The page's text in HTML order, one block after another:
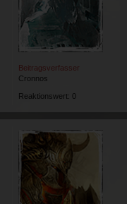
Beitragsverfasser
Cronnos
Reaktionswert: 0